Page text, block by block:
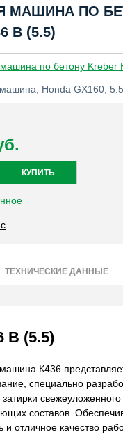
МАШИНА ПО
B (5.5)
Honda GX160, 5.5
ТЕХНИЧЕСКИЕ ДАННЫЕ
B (5.5)
К436
специально
свежеуложенного
составов.
и отличное качество